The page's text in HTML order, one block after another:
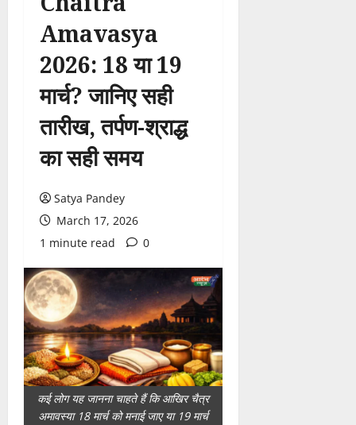
Amavasya
2026: 18 या 19
मार्च? जानिए सही
तारीख, तर्पण-श्राद्ध
का सही समय
Satya Pandey
March 17, 2026
1 minute read
0
कई लोग यह जानना चाहते हैं कि आखिर चैत्र
अमावस्या 18 मार्च को मनाई जाए या 19 मार्च